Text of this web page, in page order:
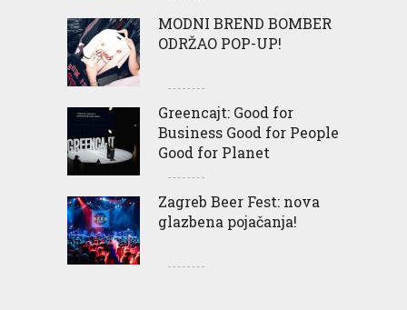
MODNI BREND BOMBER
ODRŽAO POP-UP!
Greencajt: Good for
Business Good for People
Good for Planet
Zagreb Beer Fest: nova
glazbena pojačanja!